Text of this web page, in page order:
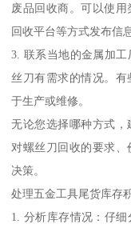
废品回收商。可以使
回收平台等方式发布信息
3. 联系当地的金属加
丝刀有需求的情况。
于生产或维修。
无论您选择哪种方式
对螺丝刀回收的要求
决策。
处理五金工具尾货库存
1. 分析库存情况：仔